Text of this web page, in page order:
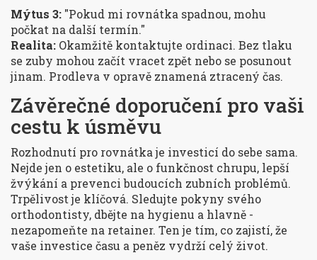
Mýtus 3: "Pokud mi rovnátka spadnou, mohu
počkat na další termín."
Realita: Okamžitě kontaktujte ordinaci. Bez tlaku
se zuby mohou začít vracet zpět nebo se posunout
jinam. Prodleva v opravě znamená ztracený čas.
Závěrečné doporučení pro vaši
cestu k úsměvu
Rozhodnutí pro rovnátka je investicí do sebe sama.
Nejde jen o estetiku, ale o funkčnost chrupu, lepší
žvýkání a prevenci budoucích zubních problémů.
Trpělivost je klíčová. Sledujte pokyny svého
orthodontisty, dbějte na hygienu a hlavně -
nezapomeňte na retainer. Ten je tím, co zajistí, že
vaše investice času a peněz vydrží celý život.